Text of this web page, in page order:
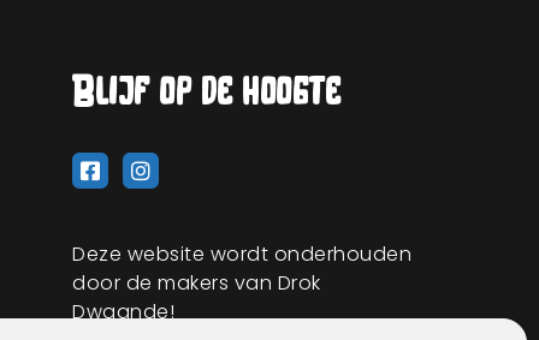
Blijf op de hoogte
Deze website wordt onderhouden
door de makers van Drok
Dwaande!